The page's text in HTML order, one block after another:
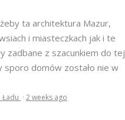
ta architektura Mazur,
i miasteczkach jak i te
zadbane z szacunkiem do tej
sporo domów zostało nie w
Ładu · 2 weeks ago